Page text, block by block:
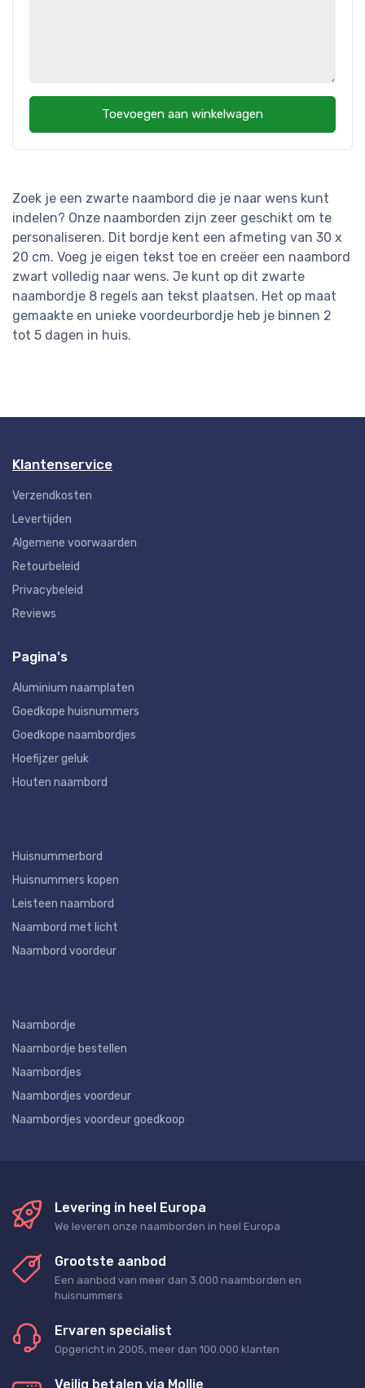
Zoek je een zwarte naambord die je naar wens kunt
indelen? Onze naamborden zijn zeer geschikt om te
personaliseren. Dit bordje kent een afmeting van 30 x
20 cm. Voeg je eigen tekst toe en creëer een naambord
zwart volledig naar wens. Je kunt op dit zwarte
naambordje 8 regels aan tekst plaatsen. Het op maat
gemaakte en unieke voordeurbordje heb je binnen 2
tot 5 dagen in huis.
Toevoegen aan winkelwagen
Klantenservice
Verzendkosten
Levertijden
Algemene voorwaarden
Retourbeleid
Privacybeleid
Reviews
Pagina's
Aluminium naamplaten
Goedkope huisnummers
Goedkope naambordjes
Hoefijzer geluk
Houten naambord
Huisnummerbord
Huisnummers kopen
Leisteen naambord
Naambord met licht
Naambord voordeur
Naambordje
Naambordje bestellen
Naambordjes
Naambordjes voordeur
Naambordjes voordeur goedkoop
Levering in heel Europa
We leveren onze naamborden in heel Europa
Grootste aanbod
Een aanbod van meer dan 3.000 naamborden en
huisnummers
Ervaren specialist
Opgericht in 2005, meer dan 100.000 klanten
Veilig betalen via Mollie